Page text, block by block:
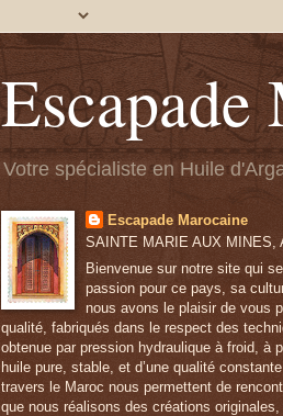
Votre spécialiste en Huile
Escapade Marocaine
SAINTE MARIE AUX MINES,
Bienvenue sur notre site qui
passion pour ce pays, sa
nous avons le plaisir de vous
qualité, fabriqués dans le respect des
obtenue par pression hydraulique à froid, à
huile pure, stable, et d’une qualité
travers le Maroc nous permettent de
que nous réalisons des créations